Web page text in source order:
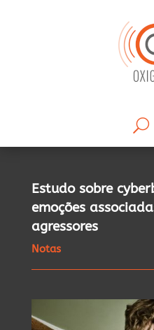
Estudo sobre
emoções
agressores
Notas